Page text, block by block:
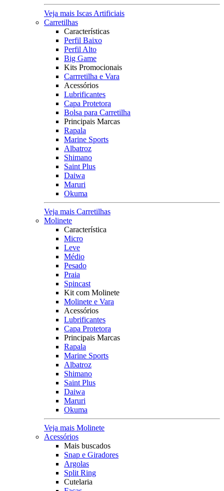
Veja mais Iscas Artificiais
Carretilhas
Características
Perfil Baixo
Perfil Alto
Big Game
Kits Promocionais
Carrretilha e Vara
Acessórios
Lubrificantes
Capa Protetora
Bolsa para Carretilha
Principais Marcas
Rapala
Marine Sports
Albatroz
Shimano
Saint Plus
Daiwa
Maruri
Okuma
Veja mais Carretilhas
Molinete
Característica
Micro
Leve
Médio
Pesado
Praia
Spincast
Kit com Molinete
Molinete e Vara
Acessórios
Lubrificantes
Capa Protetora
Principais Marcas
Rapala
Marine Sports
Albatroz
Shimano
Saint Plus
Daiwa
Maruri
Okuma
Veja mais Molinete
Acessórios
Mais buscados
Snap e Giradores
Argolas
Split Ring
Cutelaria